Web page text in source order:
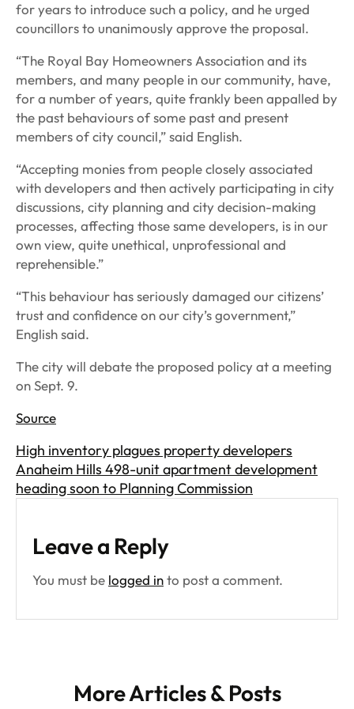
for years to introduce such a policy, and he urged
councillors to unanimously approve the proposal.
“The Royal Bay Homeowners Association and its
members, and many people in our community, have,
for a number of years, quite frankly been appalled by
the past behaviours of some past and present
members of city council,” said English.
“Accepting monies from people closely associated
with developers and then actively participating in city
discussions, city planning and city decision-making
processes, affecting those same developers, is in our
own view, quite unethical, unprofessional and
reprehensible.”
“This behaviour has seriously damaged our citizens’
trust and confidence on our city’s government,”
English said.
The city will debate the proposed policy at a meeting
on Sept. 9.
Source
High inventory plagues property developers
Anaheim Hills 498-unit apartment development
heading soon to Planning Commission
Leave a Reply
You must be logged into post a comment.
More Articles & Posts